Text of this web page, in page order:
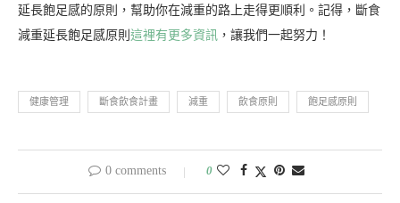
延長飽足感的原則，幫助你在減重的路上走得更順利。記得，斷食
減重延長飽足感原則 這裡有更多資訊 ，讓我們一起努力！
健康管理 斷食飲食計畫 減重 飲食原則 飽足感原則
0 comments 0